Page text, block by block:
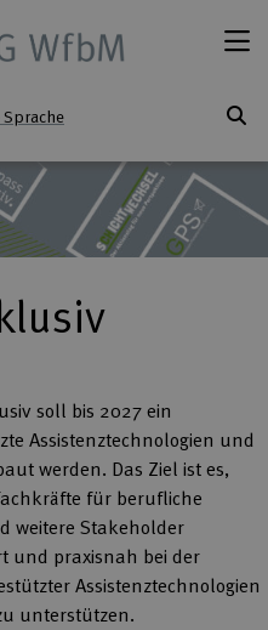
soll bis 2027 ein
Assistenztechnologien und
werden. Das Ziel ist es,
für berufliche
weitere Stakeholder
und praxisnah bei der
Assistenztechnologien
unterstützen.